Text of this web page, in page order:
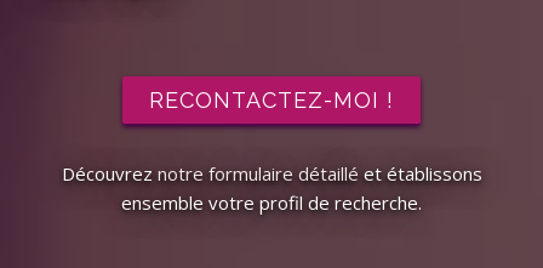
Découvrez notre formulaire détaillé et établissons
ensemble votre profil de recherche.